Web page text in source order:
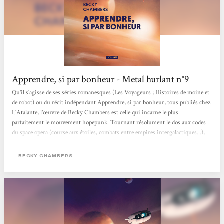
Apprendre, si par bonheur - Metal hurlant n°9
Qu'il s'agisse de ses séries romanesques (Les Voyageurs ; Histoires de moine et
de robot) ou du récit indépendant Apprendre, si par bonheur, tous publiés chez
L'Atalante, l'œuvre de Becky Chambers est celle qui incarne le plus
parfaitement le mouvement hopepunk. Tournant résolument le dos aux codes
du space opera (course aux étoiles, combats entre empires intergalactiques...),
et de violence, qui redonnent foi en l'humanité. Emblématique de sa
d'une mission d'exploration...
BECKY CHAMBERS